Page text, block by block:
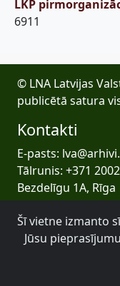
LKP
6911
© LNA Latvijas
publicētā satura
Kontakti
E-pasts:
Tālrunis: +371
Bezdelīgu 1A, Rīga
Latvijas Valsts
Šī vietne izmanto
Jūsu